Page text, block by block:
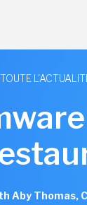
TOUTE
Aby Thomas,